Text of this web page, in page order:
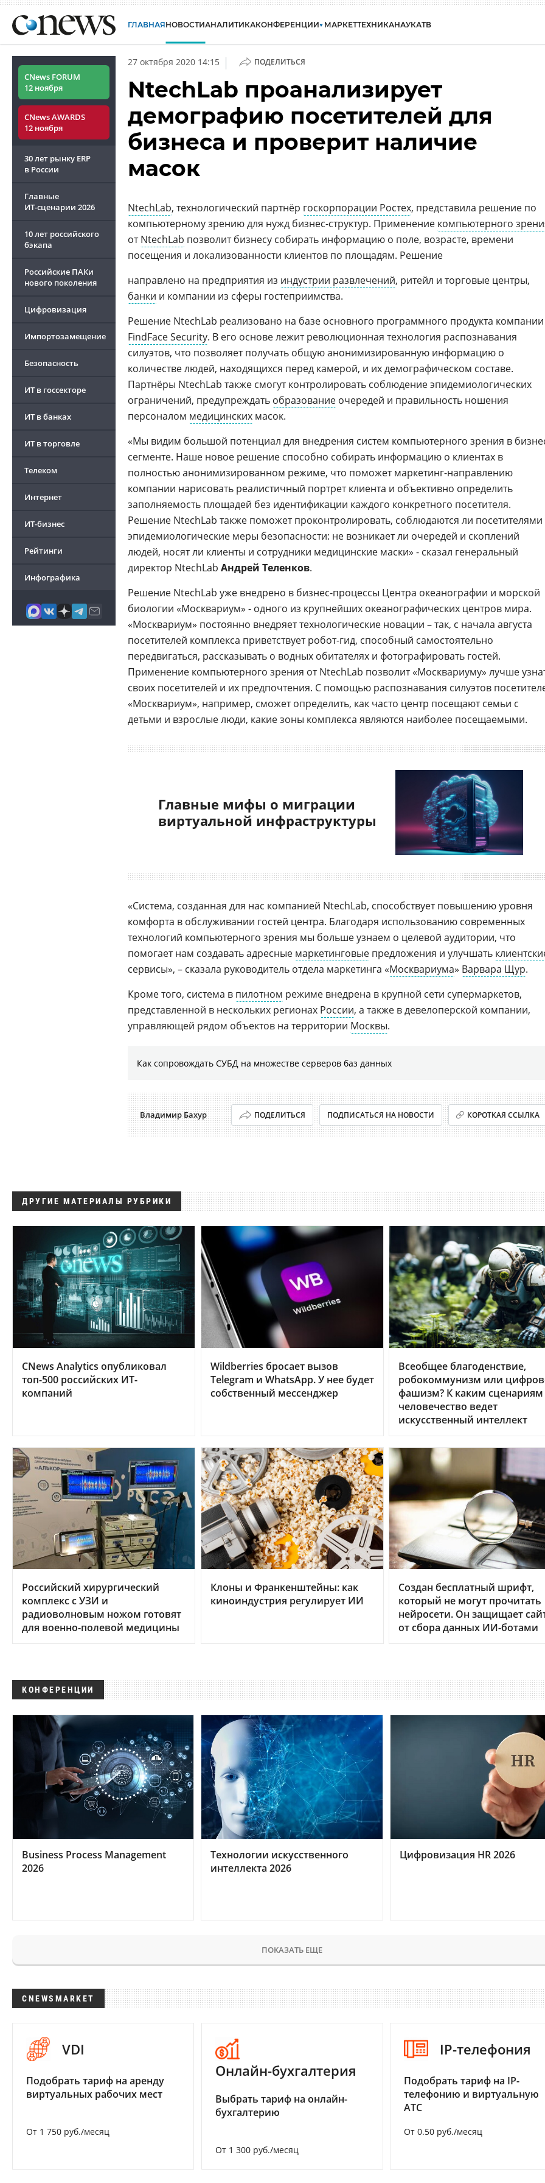
ГЛАВНАЯНОВОСТИАНАЛИТИКАКОНФЕРЕНЦИИ МАРКЕТТЕХНИКАНАУКАТВ
CNews FORUM
12 ноября
CNews AWARDS
12 ноября
30 лет рынку ERP
в России
Главные
ИТ-сценарии 2026
10 лет российского
бэкапа
Российские ПАКи
нового поколения
Цифровизация
Импортозамещение
Безопасность
ИТ в госсекторе
ИТ в банках
ИТ в торговле
Телеком
Интернет
ИТ-бизнес
Рейтинги
Инфографика
27 октября 2020 14:15 | ПОДЕЛИТЬСЯ
NtechLab проанализирует
демографию посетителей для
бизнеса и проверит наличие
масок
NtechLab, технологический партнёр госкорпорации Ростех, представила решение по
компьютерному зрению для нужд бизнес-структур. Применение компьютерного
отNtechLab позволит бизнесу собирать информацию о поле, возрасте, времени
посещения и локализованности клиентов по площадям. Решение
направлено на предприятия из индустрии развлечений, ритейл и торговые центры,
банки и компании из сферы гостеприимства.
Решение NtechLab реализовано на базе основного программного продукта компании
FindFace Security. В его основе лежит революционная технология распознавания
силуэтов, что позволяет получать общую анонимизированную информацию о
количестве людей, находящихся перед камерой, и их демографическом составе.
Партнёры NtechLab также смогут контролировать соблюдение эпидемиологических
ограничений, предупреждать образование очередей и правильность ношения
персоналом медицинских масок.
«Мы видим большой потенциал для внедрения систем компьютерного зрения в
сегменте. Наше новое решение способно собирать информацию о клиентах в
полностью анонимизированном режиме, что поможет маркетинг-направлению
компании нарисовать реалистичный портрет клиента и объективно определить
заполняемость площадей без идентификации каждого конкретного посетителя.
Решение NtechLab также поможет проконтролировать, соблюдаются ли посетителями
эпидемиологические меры безопасности: не возникает ли очередей и скоплений
людей, носят ли клиенты и сотрудники медицинские маски» - сказал генеральный
директор NtechLab Андрей Теленков.
Решение NtechLab уже внедрено в бизнес-процессы Центра океанографии и морской
биологии «Москвариум» - одного из крупнейших океанографических центров мира.
«Москвариум» постоянно внедряет технологические новации – так, с начала августа
посетителей комплекса приветствует робот-гид, способный самостоятельно
передвигаться, рассказывать о водных обитателях и фотографировать гостей.
Применение компьютерного зрения от NtechLab позволит «Москвариуму» лучше
своих посетителей и их предпочтения. С помощью распознавания силуэтов
«Москвариум», например, сможет определить, как часто центр посещают семьи с
детьми и взрослые люди, какие зоны комплекса являются наиболее посещаемыми.
Главные мифы о миграции
виртуальной инфраструктуры
«Система, созданная для нас компанией NtechLab, способствует повышению уровня
комфорта в обслуживании гостей центра. Благодаря использованию современных
технологий компьютерного зрения мы больше узнаем о целевой аудитории, что
помогает нам создавать адресные маркетинговые предложения и улучшать
сервисы», – сказала руководитель отдела маркетинга «Москвариума» Варвара Щур.
Кроме того, система в пилотном режиме внедрена в крупной сети супермаркетов,
представленной в нескольких регионах России, а также в девелоперской компании,
управляющей рядом объектов на территории Москвы.
Как сопровождать СУБД на множестве серверов баз данных
Владимир Бахур ПОДЕЛИТЬСЯ ПОДПИСАТЬСЯ НА НОВОСТИ КОРОТКАЯ ССЫЛКА
ДРУГИЕ МАТЕРИАЛЫ РУБРИКИ
CNews Analytics опубликовал
топ-500 российских ИТ-
компаний
Wildberries бросает вызов
Telegram и WhatsApp. У нее будет
собственный мессенджер
Всеобщее благоденствие,
робокоммунизм или
фашизм? К каким сценариям
человечество ведет
искусственный интеллект
Российский хирургический
комплекс с УЗИ и
радиоволновым ножом готовят
для военно-полевой медицины
Клоны и Франкенштейны: как
киноиндустрия регулирует ИИ
Создан бесплатный шрифт,
который не могут прочитать
нейросети. Он защищает
от сбора данных ИИ-ботами
КОНФЕРЕНЦИИ
Business Process Management
2026
Технологии искусственного
интеллекта 2026
Цифровизация HR 2026
ПОКАЗАТЬ ЕЩЕ
CNEWSMARKET
VDI
Подобрать тариф на аренду
виртуальных рабочих мест
От 1 750 руб./месяц
Онлайн-бухгалтерия
Выбрать тариф на онлайн-
бухгалтерию
От 1 300 руб./месяц
IP-телефония
Подобрать тариф на IP-
телефонию и виртуальную
АТС
От 0.50 руб./месяц